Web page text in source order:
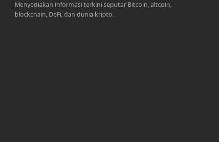
Menyediakan informasi terkini seputar Bitcoin, altcoin,
blockchain, DeFi, dan dunia kripto.